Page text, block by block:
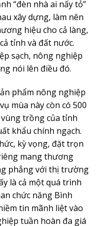
xã Đức Liễu,
sầu riêng trước khi
giúp doanh nghiệp
thu ngân sách.
từ vùng quê đến
qua sản phẩm
địa phương, đất nước
đi đến muôn phương.
cách bán một sản
giới thiệu, quảng bá
phương, đất nước